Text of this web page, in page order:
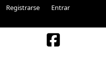
Registrarse Entrar